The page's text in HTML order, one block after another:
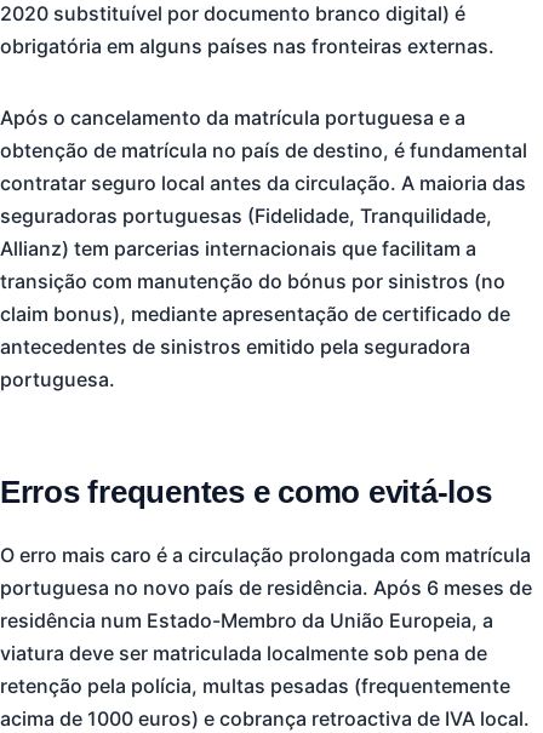
2020 substituível por documento branco digital) é
obrigatória em alguns países nas fronteiras externas.
Após o cancelamento da matrícula portuguesa e a
obtenção de matrícula no país de destino, é fundamental
contratar seguro local antes da circulação. A maioria das
seguradoras portuguesas (Fidelidade, Tranquilidade,
Allianz) tem parcerias internacionais que facilitam a
transição com manutenção do bónus por sinistros (no
claim bonus), mediante apresentação de certificado de
antecedentes de sinistros emitido pela seguradora
portuguesa.
Erros frequentes e como evitá-los
O erro mais caro é a circulação prolongada com matrícula
portuguesa no novo país de residência. Após 6 meses de
residência num Estado-Membro da União Europeia, a
viatura deve ser matriculada localmente sob pena de
retenção pela polícia, multas pesadas (frequentemente
acima de 1000 euros) e cobrança retroactiva de IVA local.